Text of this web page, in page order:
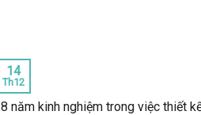
14
Th12
8 năm kinh nghiệm trong việc thiết